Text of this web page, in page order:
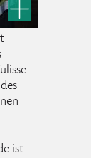
ist